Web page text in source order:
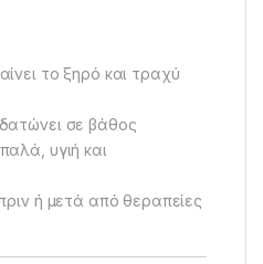
το ξηρό και τραχύ
σε βάθος
υγιή και
ή μετά από θεραπείες